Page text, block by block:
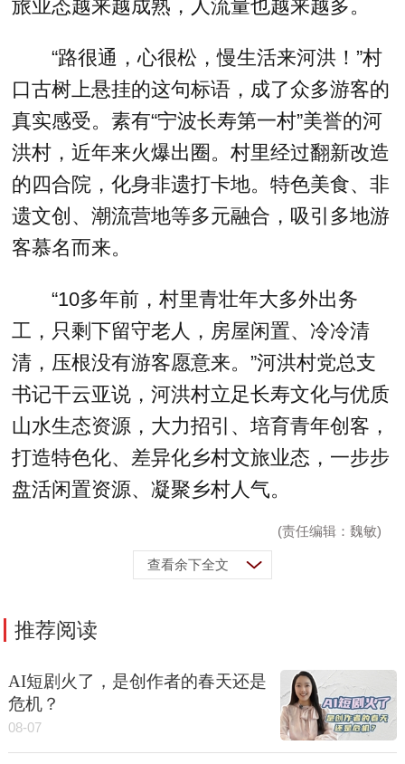
旅业态越来越成熟，人流量也越来越多。
“路很通，心很松，慢生活来河洪！”村
口古树上悬挂的这句标语，成了众多游客的
真实感受。素有“宁波长寿第一村”美誉的河
洪村，近年来火爆出圈。村里经过翻新改造
的四合院，化身非遗打卡地。特色美食、非
遗文创、潮流营地等多元融合，吸引多地游
客慕名而来。
“10多年前，村里青壮年大多外出务
工，只剩下留守老人，房屋闲置、冷冷清
清，压根没有游客愿意来。”河洪村党总支
书记干云亚说，河洪村立足长寿文化与优质
山水生态资源，大力招引、培育青年创客，
打造特色化、差异化乡村文旅业态，一步步
盘活闲置资源、凝聚乡村人气。
(责任编辑：魏敏)
查看余下全文
推荐阅读
AI短剧火了，是创作者的春天还是
危机？
08-07